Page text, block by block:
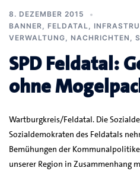
8. DEZEMBER 2015
BANNER, FELDATAL,
VERWALTUNG, NACHRICHTEN ,
SPD Feldatal:
ohne
Wartburgkreis/Feldatal. Die
Sozialdemokraten des Feldatals
Bemühungen der
unserer Region in Zusammenhang